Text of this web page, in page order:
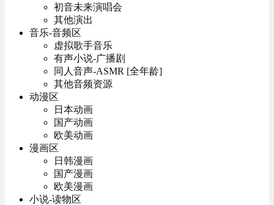
初音未来演唱会
其他演出
音乐-音频区
虚拟歌手音乐
有声小说-广播剧
同人音声-ASMR [全年龄]
其他音频资源
动漫区
日本动画
国产动画
欧美动画
漫画区
日韩漫画
国产漫画
欧美漫画
小说-读物区